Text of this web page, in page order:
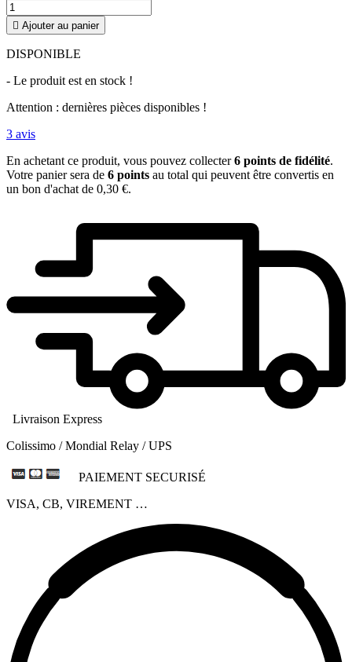
 Ajouter au panier
DISPONIBLE
- Le produit est en stock !
Attention : dernières pièces disponibles !
3 avis
En achetant ce produit, vous pouvez collecter6 points de fidélité.
Votre panier sera de 6 points au total qui peuvent être convertis en
un bon d'achat de 0,30 €.
Livraison Express
Colissimo / Mondial Relay / UPS
PAIEMENT SECURISÉ
VISA, CB, VIREMENT …